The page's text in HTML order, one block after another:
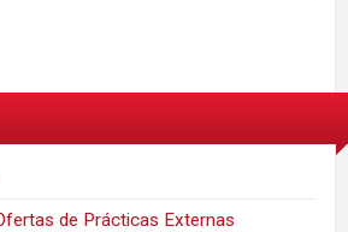
de Prácticas Externas